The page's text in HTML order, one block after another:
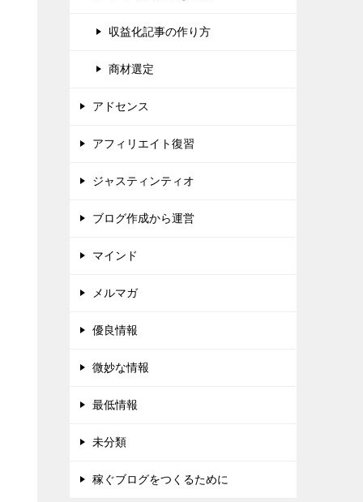
収益化記事の作り方
商材選定
アドセンス
アフィリエイト復習
ジャスティンティオ
ブログ作成から運営
マインド
メルマガ
優良情報
微妙な情報
最低情報
未分類
稼ぐブログをつくるために